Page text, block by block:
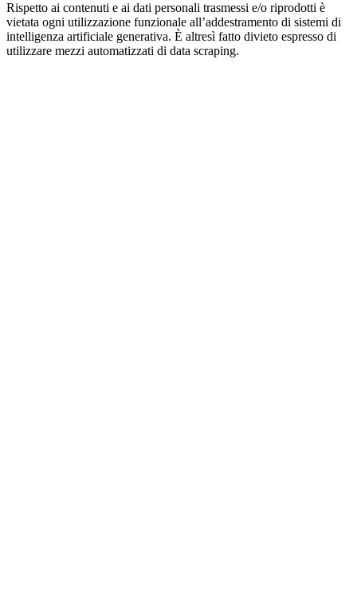
Rispetto ai contenuti e ai dati personali trasmessi e/o riprodotti è
vietata ogni utilizzazione funzionale all’addestramento di sistemi di
intelligenza artificiale generativa. È altresì fatto divieto espresso di
utilizzare mezzi automatizzati di data scraping.